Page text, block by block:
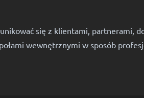
się z klientami, partnerami,
wewnętrznymi w sposób